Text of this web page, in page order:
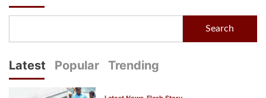
Search
Latest Popular Trending